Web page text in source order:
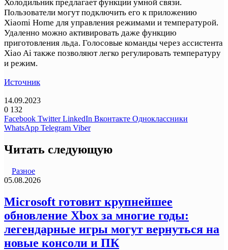
Холодильник предлагает функции умной связи.
Пользователи могут подключить его к приложению
Xiaomi Home для управления режимами и температурой.
Удаленно можно активировать даже функцию
приготовления льда. Голосовые команды через ассистента
Xiao Ai также позволяют легко регулировать температуру
и режим.
Источник
14.09.2023
0 132
Facebook Twitter LinkedIn Вконтакте Одноклассники
WhatsApp Telegram Viber
Читать следующую
Разное
05.08.2026
Microsoft готовит крупнейшее
обновление Xbox за многие годы:
легендарные игры могут вернуться на
новые консоли и ПК